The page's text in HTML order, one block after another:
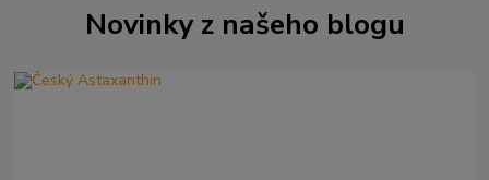
Novinky z našeho blogu